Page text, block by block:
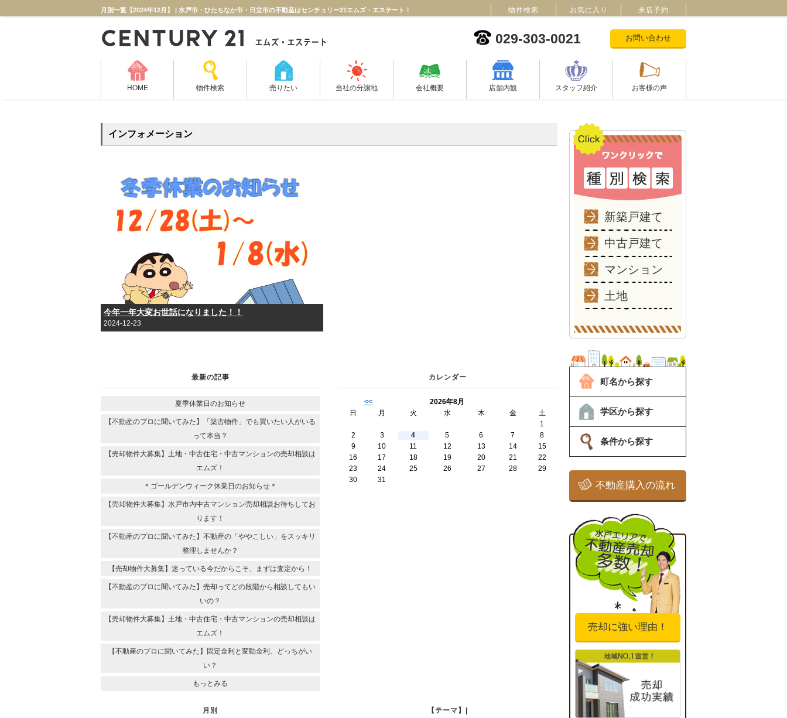
月別一覧【2024年12月】 | 水戸市・ひたちなか市・日立市の不動産はセンチュリー21エムズ・エステート！
029-303-0021 お問い合わせ
HOME 物件検索 売りたい 当社の分譲地 会社概要 店舗内観 スタッフ紹介 お客様の声
インフォメーション
今年一年大変お世話になりました！！
2024-12-23
最新の記事
夏季休業日のお知らせ
【不動産のプロに聞いてみた】「築古物件」でも買いたい人がいる
って本当？
【売却物件大募集】土地・中古住宅・中古マンションの売却相談は
エムズ！
＊ゴールデンウィーク休業日のお知らせ＊
【売却物件大募集】水戸市内中古マンション売却相談お待ちしてお
ります！
【不動産のプロに聞いてみた】不動産の「ややこしい」をスッキリ
整理しませんか？
【売却物件大募集】迷っている今だからこそ、まずは査定から！
【不動産のプロに聞いてみた】売却ってどの段階から相談してもい
いの？
【売却物件大募集】土地・中古住宅・中古マンションの売却相談は
エムズ！
【不動産のプロに聞いてみた】固定金利と変動金利、どっちがい
い？
もっとみる
カレンダー
<<
2026年8月
日
月 火 水 木 金
土
1
2
3 4 5 6 7
8
9
10 11 12 13 14
15
16
17 18 19 20 21
22
23
24 25 26 27 28
29
30
31
月別 【テーマ】|
新築戸建て
中古戸建て
マンション
土地
町名から探す
学区から探す
条件から探す
不動産購入の流れ
売却に強い理由！
物件検索 お気に入り 来店予約